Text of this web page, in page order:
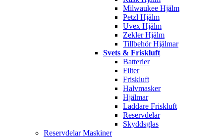
Milwaukee Hjälm
Petzl Hjälm
Uvex Hjälm
Zekler Hjälm
Tillbehör Hjälmar
Svets & Friskluft
Batterier
Filter
Friskluft
Halvmasker
Hjälmar
Laddare Friskluft
Reservdelar
Skyddsglas
Reservdelar Maskiner